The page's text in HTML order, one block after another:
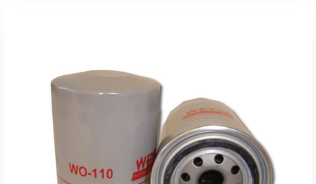
Leer Más